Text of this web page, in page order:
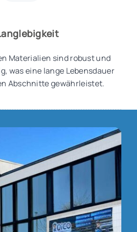
Materialien sind robust und
was eine lange Lebensdauer
Abschnitte gewährleistet.